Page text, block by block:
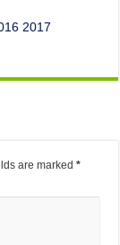
2017
are marked*